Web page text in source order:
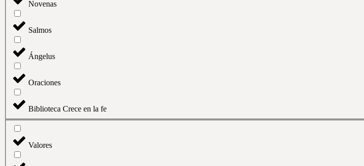
Novenas
Salmos
Ángelus
Oraciones
Biblioteca Crece en la fe
Valores